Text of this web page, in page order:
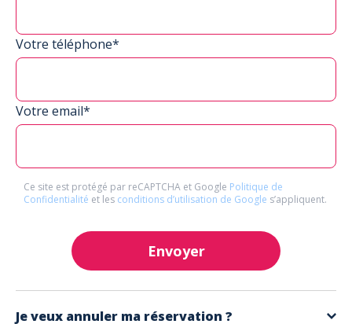
Votre téléphone*
Votre email*
Ce site est protégé par reCAPTCHA et Google Politique de
Confidentialité et les conditions d’utilisation de Google s’appliquent.
Envoyer
Je veux annuler ma réservation ?